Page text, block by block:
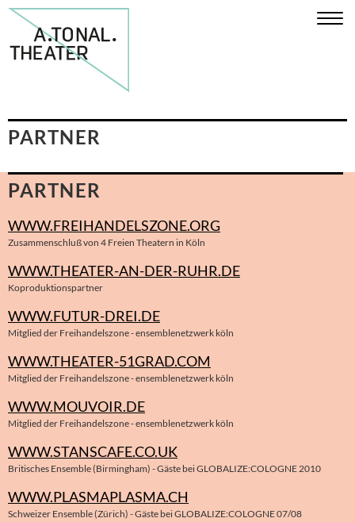
PARTNER
PARTNER
WWW.FREIHANDELSZONE.ORG
Zusammenschluß von 4 Freien Theatern in Köln
WWW.THEATER-AN-DER-RUHR.DE
Koproduktionspartner
WWW.FUTUR-DREI.DE
Mitglied der Freihandelszone - ensemblenetzwerk köln
WWW.THEATER-51GRAD.COM
Mitglied der Freihandelszone - ensemblenetzwerk köln
WWW.MOUVOIR.DE
Mitglied der Freihandelszone - ensemblenetzwerk köln
WWW.STANSCAFE.CO.UK
Britisches Ensemble (Birmingham) - Gäste bei GLOBALIZE:COLOGNE 2010
WWW.PLASMAPLASMA.CH
Schweizer Ensemble (Zürich) - Gäste bei GLOBALIZE:COLOGNE 07/08